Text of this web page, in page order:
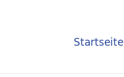
Startseite